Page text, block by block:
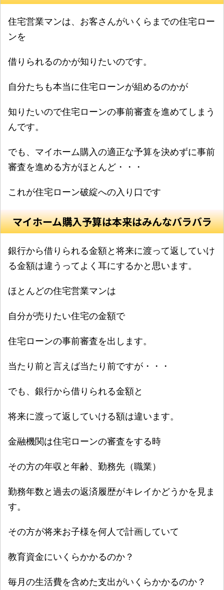
住宅営業マンは、お客さんがいくらまでの住宅ロー
ンを
借りられるのかが知りたいのです。
自分たちも本当に住宅ローンが組めるのかが
知りたいので住宅ローンの事前審査を進めてしまう
んです。
でも、マイホーム購入の適正な予算を決めずに事前
審査を進める方がほとんど・・・
これが住宅ローン破綻への入り口です
マイホーム購入予算は本来はみんなバラバラ
銀行から借りられる金額と将来に渡って返していけ
る金額は違うってよく耳にするかと思います。
ほとんどの住宅営業マンは
自分が売りたい住宅の金額で
住宅ローンの事前審査を出します。
当たり前と言えば当たり前ですが・・・
でも、銀行から借りられる金額と
将来に渡って返していける額は違います。
金融機関は住宅ローンの審査をする時
その方の年収と年齢、勤務先（職業）
勤務年数と過去の返済履歴がキレイかどうかを見ま
す。
その方が将来お子様を何人で計画していて
教育資金にいくらかかるのか？
毎月の生活費を含めた支出がいくらかかるのか？